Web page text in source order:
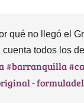
qué no llegó el
cuenta todos los
#barranquilla
-